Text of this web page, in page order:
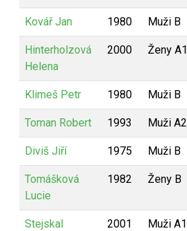
Kovář Jan 1980 Muži B
Hinterholzová
Helena
2000 Ženy A1
Klimeš Petr 1980 Muži B
Toman Robert 1993 Muži A2
Diviš Jiří 1975 Muži B
Tomášková
Lucie
1982 Ženy B
Stejskal
2001 Muži A1